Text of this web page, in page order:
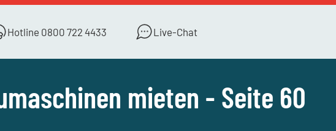
Hotline 0800 722 4433 Live-Chat
mieten - Seite 60